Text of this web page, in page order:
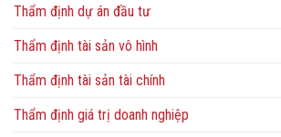
Thẩm định dự án đầu tư
Thẩm định tài sản vô hình
Thẩm định tài sản tài chính
Thẩm định giá trị doanh nghiệp